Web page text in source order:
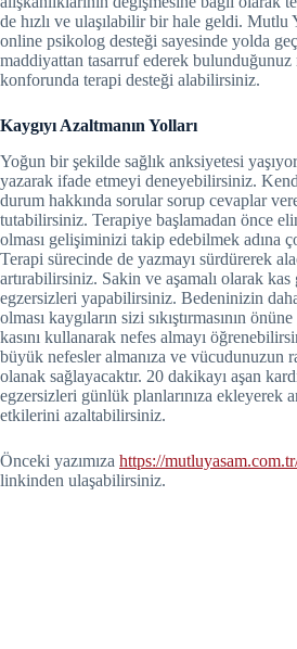
de hızlı ve ulaşılabilir bir hale geldi. Mutlu
online psikolog desteği sayesinde yolda
maddiyattan tasarruf ederek bulunduğunuz
konforunda terapi desteği alabilirsiniz.
Kaygıyı Azaltmanın Yolları
Yoğun bir şekilde sağlık anksiyetesi
yazarak ifade etmeyi deneyebilirsiniz.
durum hakkında sorular sorup cevaplar
tutabilirsiniz. Terapiye başlamadan önce
olması gelişiminizi takip edebilmek adına
Terapi sürecinde de yazmayı sürdürerek
artırabilirsiniz. Sakin ve aşamalı olarak kas
egzersizleri yapabilirsiniz. Bedeninizin
olması kaygıların sizi sıkıştırmasının
kasını kullanarak nefes almayı
büyük nefesler almanıza ve vücudunuzun
olanak sağlayacaktır. 20 dakikayı aşan
egzersizleri günlük planlarınıza ekleyerek
etkilerini azaltabilirsiniz.
Önceki yazımıza https://
linkinden ulaşabilirsiniz.